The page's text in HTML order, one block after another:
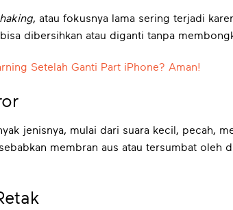
, atau fokusnya lama sering terjadi
dibersihkan atau diganti tanpa
Setelah Ganti Part iPhone? Aman!
jenisnya, mulai dari suara kecil, pecah,
membran aus atau tersumbat